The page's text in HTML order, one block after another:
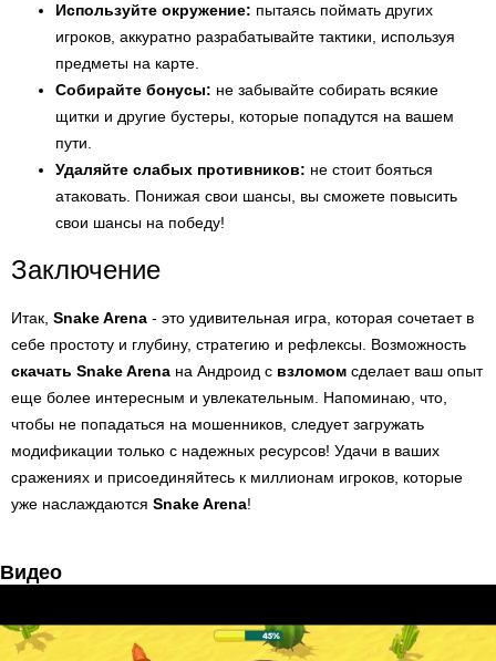
Используйте окружение: пытаясь поймать других
игроков, аккуратно разрабатывайте тактики, используя
предметы на карте.
Собирайте бонусы: не забывайте собирать всякие
щитки и другие бустеры, которые попадутся на вашем
пути.
Удаляйте слабых противников: не стоит бояться
атаковать. Понижая свои шансы, вы сможете повысить
свои шансы на победу!
Заключение
Итак, Snake Arena - это удивительная игра, которая сочетает в
себе простоту и глубину, стратегию и рефлексы. Возможность
скачать Snake Arena на Андроид с взломом сделает ваш опыт
еще более интересным и увлекательным. Напоминаю, что,
чтобы не попадаться на мошенников, следует загружать
модификации только с надежных ресурсов! Удачи в ваших
сражениях и присоединяйтесь к миллионам игроков, которые
уже наслаждаются Snake Arena!
Видео